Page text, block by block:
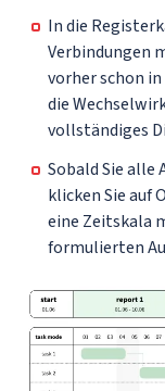
In die
Verbindungen
vorher schon
die
vollständiges
Sobald Sie alle
klicken Sie auf
eine Zeitskala
formulierten